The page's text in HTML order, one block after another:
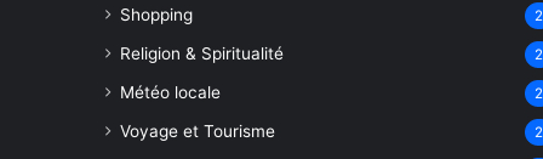
Shopping 2
Religion & Spiritualité 2
Météo locale 2
Voyage et Tourisme 2